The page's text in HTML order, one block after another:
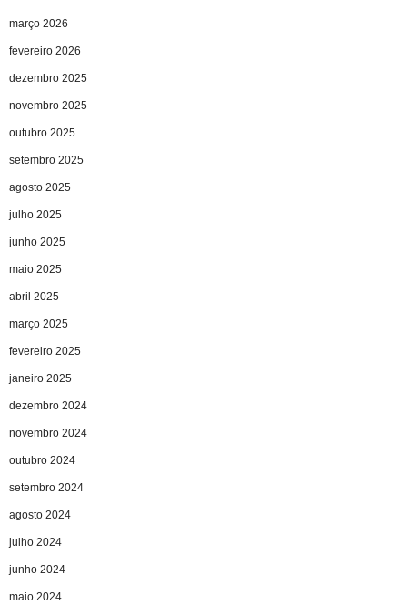
março 2026
fevereiro 2026
dezembro 2025
novembro 2025
outubro 2025
setembro 2025
agosto 2025
julho 2025
junho 2025
maio 2025
abril 2025
março 2025
fevereiro 2025
janeiro 2025
dezembro 2024
novembro 2024
outubro 2024
setembro 2024
agosto 2024
julho 2024
junho 2024
maio 2024